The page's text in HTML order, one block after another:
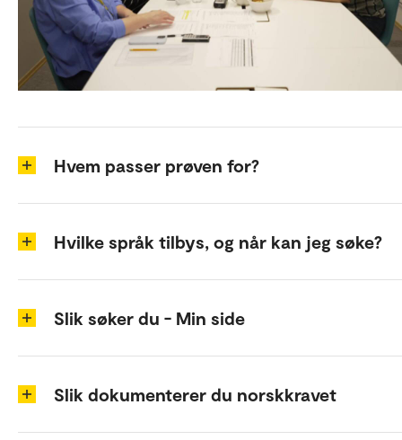
Hvem passer prøven for?
Hvilke språk tilbys, og når kan jeg søke?
Slik søker du - Min side
Slik dokumenterer du norskkravet